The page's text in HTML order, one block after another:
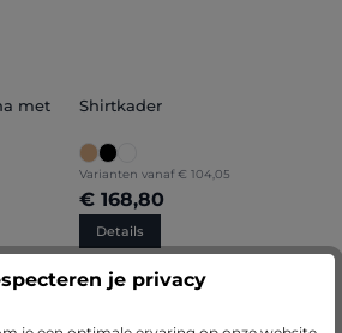
5 sterren
met
Shirtkader
Varianten vanaf € 104,05
€ 168,80
Details
je privacy